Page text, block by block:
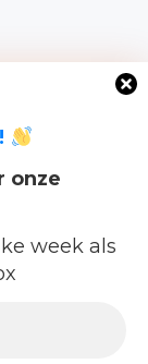
onze
week als